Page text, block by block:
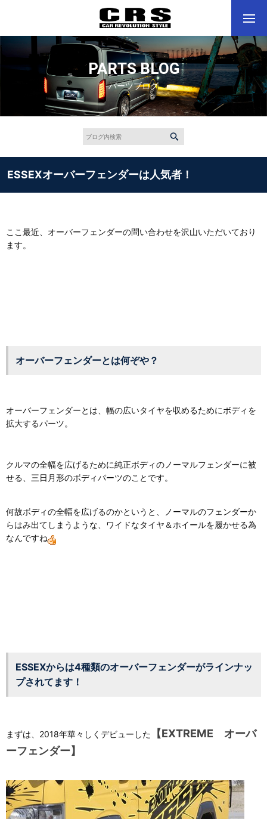
PARTS BLOG
パーツブログ
ESSEXオーバーフェンダーは人気者！
ここ最近、オーバーフェンダーの問い合わせを沢山いただいており
ます。
オーバーフェンダーとは何ぞや？
オーバーフェンダーとは、幅の広いタイヤを収めるためにボディを
拡大するパーツ。
クルマの全幅を広げるために純正ボディのノーマルフェンダーに被
せる、三日月形のボディパーツのことです。
何故ボディの全幅を広げるのかというと、ノーマルのフェンダーか
らはみ出てしまうような、ワイドなタイヤ＆ホイールを履かせる為
なんですね
ESSEXからは4種類のオーバーフェンダーがラインナッ
プされてます！
まずは、2018年華々しくデビューした
【EXTREME オーバ
ーフェンダー】